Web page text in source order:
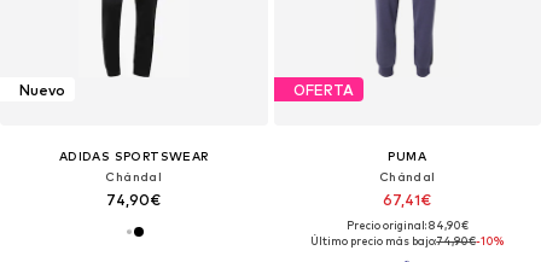
Nuevo
ADIDAS SPORTSWEAR
Chándal
74,90€
OFERTA
PUMA
Chándal
67,41€
Precio original: 84,90€
Último precio más bajo:74,90€-10%